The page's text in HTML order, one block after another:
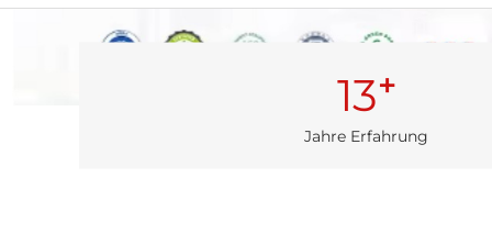
13+
Jahre Erfahrung